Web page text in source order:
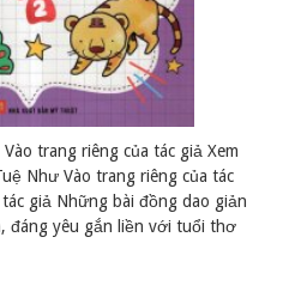
trang riêng của tác giả Xem
Như Vào trang riêng của tác
tác giả Những bài đồng dao giản
đáng yêu gắn liền với tuổi thơ